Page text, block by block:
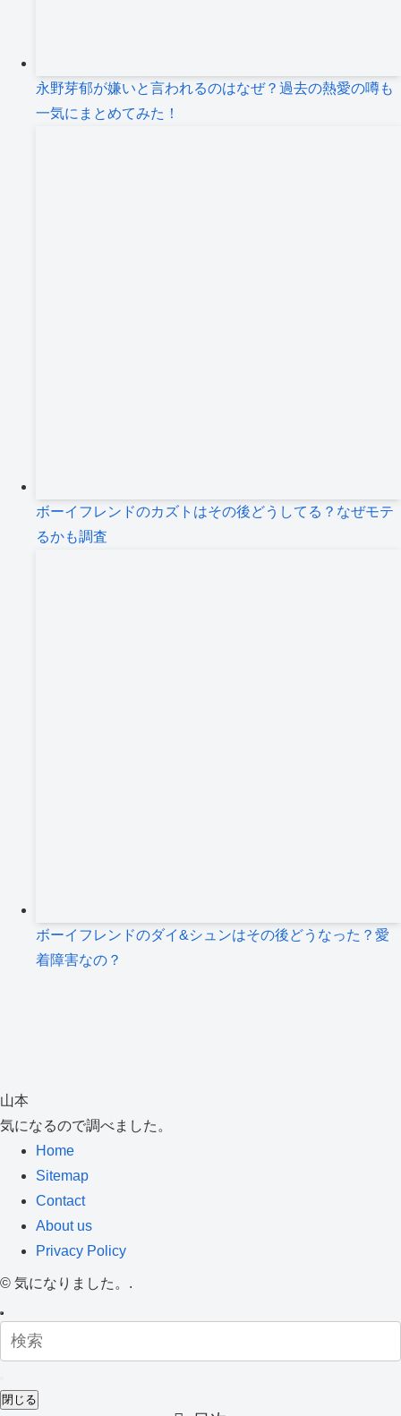
永野芽郁が嫌いと言われるのはなぜ？過去の熱愛の噂も
一気にまとめてみた！
ボーイフレンドのカズトはその後どうしてる？なぜモテ
るかも調査
ボーイフレンドのダイ&シュンはその後どうなった？愛
着障害なの？
山本
気になるので調べました。
Home
Sitemap
Contact
About us
Privacy Policy
© 気になりました。.
閉じる